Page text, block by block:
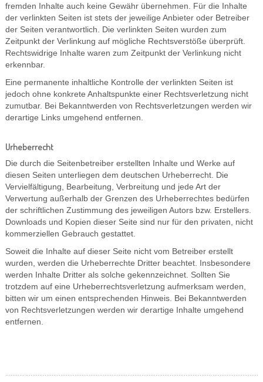
fremden Inhalte auch keine Gewähr übernehmen. Für die Inhalte
der verlinkten Seiten ist stets der jeweilige Anbieter oder Betreiber
der Seiten verantwortlich. Die verlinkten Seiten wurden zum
Zeitpunkt der Verlinkung auf mögliche Rechtsverstöße überprüft.
Rechtswidrige Inhalte waren zum Zeitpunkt der Verlinkung nicht
erkennbar.
Eine permanente inhaltliche Kontrolle der verlinkten Seiten ist
jedoch ohne konkrete Anhaltspunkte einer Rechtsverletzung nicht
zumutbar. Bei Bekanntwerden von Rechtsverletzungen werden wir
derartige Links umgehend entfernen.
Urheberrecht
Die durch die Seitenbetreiber erstellten Inhalte und Werke auf
diesen Seiten unterliegen dem deutschen Urheberrecht. Die
Vervielfältigung, Bearbeitung, Verbreitung und jede Art der
Verwertung außerhalb der Grenzen des Urheberrechtes bedürfen
der schriftlichen Zustimmung des jeweiligen Autors bzw. Erstellers.
Downloads und Kopien dieser Seite sind nur für den privaten, nicht
kommerziellen Gebrauch gestattet.
Soweit die Inhalte auf dieser Seite nicht vom Betreiber erstellt
wurden, werden die Urheberrechte Dritter beachtet. Insbesondere
werden Inhalte Dritter als solche gekennzeichnet. Sollten Sie
trotzdem auf eine Urheberrechtsverletzung aufmerksam werden,
bitten wir um einen entsprechenden Hinweis. Bei Bekanntwerden
von Rechtsverletzungen werden wir derartige Inhalte umgehend
entfernen.